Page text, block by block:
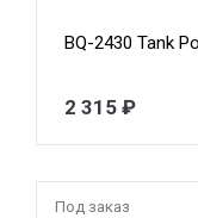
BQ-2430 Tank
2 315 ₽
Под заказ